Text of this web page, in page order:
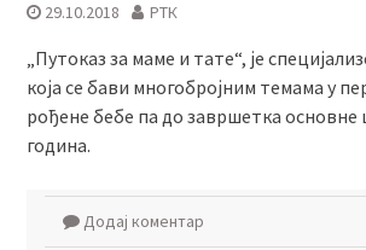
29.10.2018 РТК
„Путоказ за маме и тате“, је
која се бави многобројним темама у
рођене бебе па до завршетка основне
година.
Додај коментар